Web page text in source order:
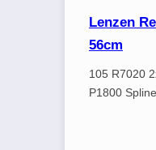
Lenzen
56cm
105 R7020
P1800